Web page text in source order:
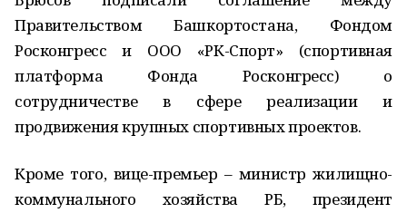
Правительством Башкортостана, Фондом
Росконгресс и ООО «РК-Спорт» (спортивная
платформа Фонда Росконгресс) о
сотрудничестве в сфере реализации и
продвижения крупных спортивных проектов.
Кроме того, вице-премьер – министр жилищно-
коммунального хозяйства РБ, президент